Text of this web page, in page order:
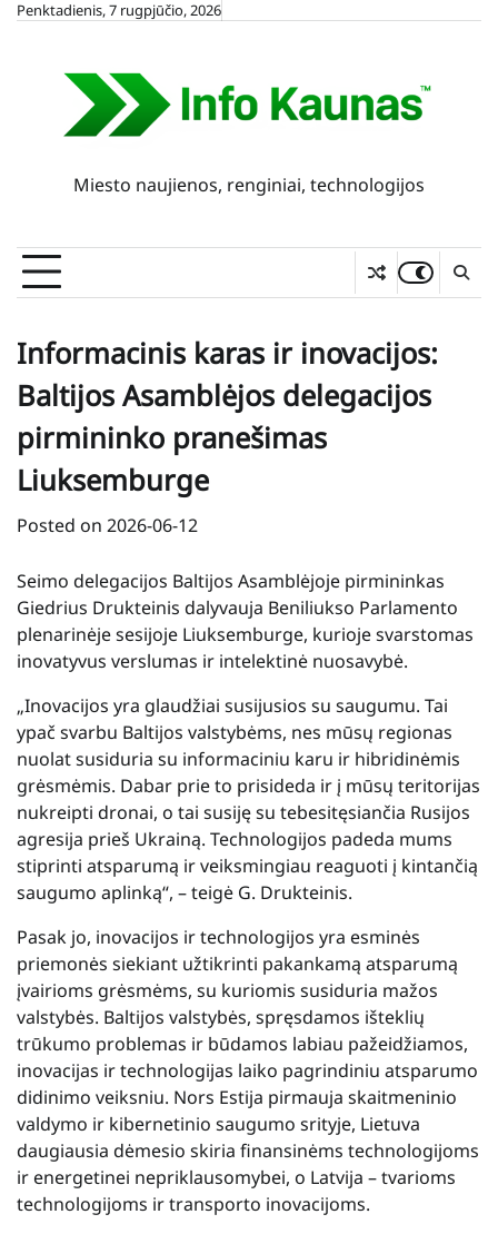
SkipPenktadienis, 7 rugpjūčio, 2026
Miesto naujienos, renginiai, technologijos
Informacinis karas ir inovacijos:
Baltijos Asamblėjos delegacijos
pirmininko pranešimas
Liuksemburge
Posted on 2026-06-12
Seimo delegacijos Baltijos Asamblėjoje pirmininkas
Giedrius Drukteinis dalyvauja Beniliukso Parlamento
plenarinėje sesijoje Liuksemburge, kurioje svarstomas
inovatyvus verslumas ir intelektinė nuosavybė.
„Inovacijos yra glaudžiai susijusios su saugumu. Tai
ypač svarbu Baltijos valstybėms, nes mūsų regionas
nuolat susiduria su informaciniu karu ir hibridinėmis
grėsmėmis. Dabar prie to prisideda ir į mūsų teritorijas
nukreipti dronai, o tai susiję su tebesitęsiančia Rusijos
agresija prieš Ukrainą. Technologijos padeda mums
stiprinti atsparumą ir veiksmingiau reaguoti į kintančią
saugumo aplinką“, – teigė G. Drukteinis.
Pasak jo, inovacijos ir technologijos yra esminės
priemonės siekiant užtikrinti pakankamą atsparumą
įvairioms grėsmėms, su kuriomis susiduria mažos
valstybės. Baltijos valstybės, spręsdamos išteklių
trūkumo problemas ir būdamos labiau pažeidžiamos,
inovacijas ir technologijas laiko pagrindiniu atsparumo
didinimo veiksniu. Nors Estija pirmauja skaitmeninio
valdymo ir kibernetinio saugumo srityje, Lietuva
daugiausia dėmesio skiria finansinėms technologijoms
ir energetinei nepriklausomybei, o Latvija – tvarioms
technologijoms ir transporto inovacijoms.